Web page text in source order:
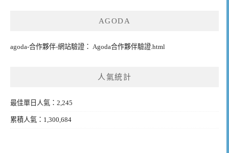
AGODA
agoda-合作夥伴-網站驗證： Agoda合作夥伴驗證.html
人氣統計
最佳單日人氣：2,245
累積人氣：1,300,684